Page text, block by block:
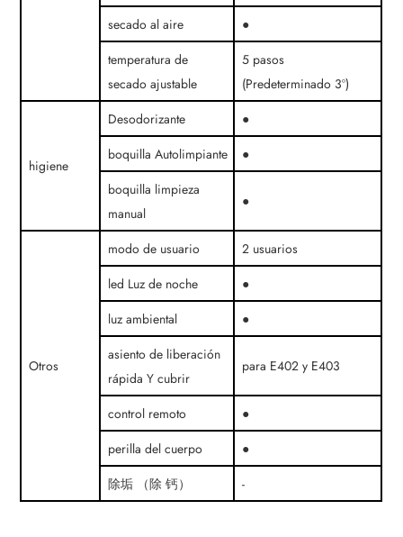
secado al aire
●
temperatura de
secado ajustable
5 pasos
(Predeterminado 3º)
higiene
Desodorizante
●
boquilla Autolimpiante
●
boquilla limpieza
manual
●
Otros
modo de usuario
2 usuarios
led Luz de noche
●
luz ambiental
●
asiento de liberación
rápida Y cubrir
para E402 y E403
control remoto
●
perilla del cuerpo
●
除垢 （除 钙）
-